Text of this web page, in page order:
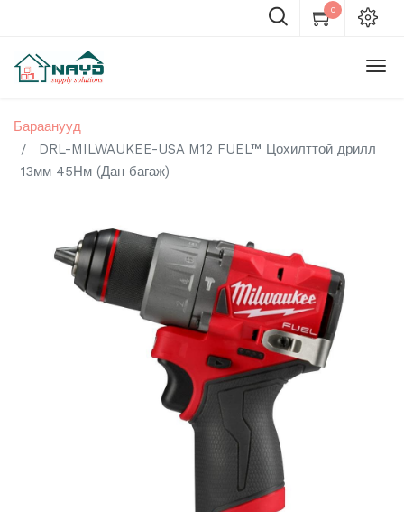
0
Бараанууд
DRL-MILWAUKEE-USA M12 FUEL™ Цохилттой дрилл
13мм 45Нм (Дан багаж)